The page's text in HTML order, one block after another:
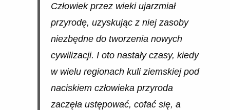
Człowiek przez wieki ujarzmiał
przyrodę, uzyskując z niej zasoby
niezbędne do tworzenia nowych
cywilizacji. I oto nastały czasy, kiedy
w wielu regionach kuli ziemskiej pod
naciskiem człowieka przyroda
zaczęła ustępować, cofać się, a